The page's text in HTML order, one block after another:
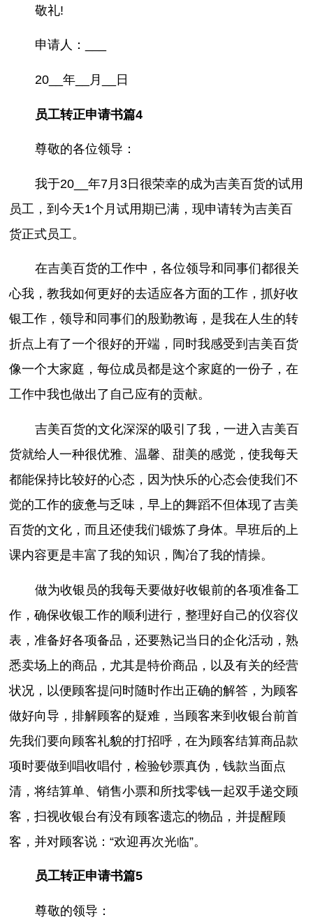
敬礼!
申请人：___
20__年__月__日
员工转正申请书篇4
尊敬的各位领导：
我于20__年7月3日很荣幸的成为吉美百货的试用
员工，到今天1个月试用期已满，现申请转为吉美百
货正式员工。
在吉美百货的工作中，各位领导和同事们都很关
心我，教我如何更好的去适应各方面的工作，抓好收
银工作，领导和同事们的殷勤教诲，是我在人生的转
折点上有了一个很好的开端，同时我感受到吉美百货
像一个大家庭，每位成员都是这个家庭的一份子，在
工作中我也做出了自己应有的贡献。
吉美百货的文化深深的吸引了我，一进入吉美百
货就给人一种很优雅、温馨、甜美的感觉，使我每天
都能保持比较好的心态，因为快乐的心态会使我们不
觉的工作的疲惫与乏味，早上的舞蹈不但体现了吉美
百货的文化，而且还使我们锻炼了身体。早班后的上
课内容更是丰富了我的知识，陶冶了我的情操。
做为收银员的我每天要做好收银前的各项准备工
作，确保收银工作的顺利进行，整理好自己的仪容仪
表，准备好各项备品，还要熟记当日的企化活动，熟
悉卖场上的商品，尤其是特价商品，以及有关的经营
状况，以便顾客提问时随时作出正确的解答，为顾客
做好向导，排解顾客的疑难，当顾客来到收银台前首
先我们要向顾客礼貌的打招呼，在为顾客结算商品款
项时要做到唱收唱付，检验钞票真伪，钱款当面点
清，将结算单、销售小票和所找零钱一起双手递交顾
客，扫视收银台有没有顾客遗忘的物品，并提醒顾
客，并对顾客说：“欢迎再次光临”。
员工转正申请书篇5
尊敬的领导：